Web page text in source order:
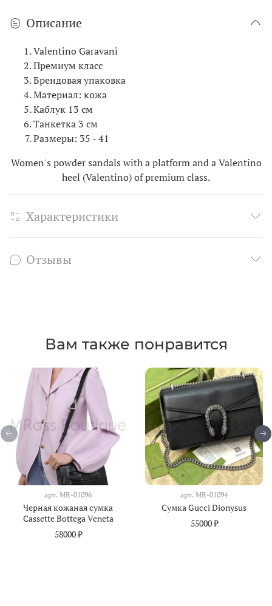
Описание
Valentino Garavani
Премиум класс
Брендовая упаковка
Материал: кожа
Каблук 13 см
Танкетка 3 см
Размеры: 35 - 41
Women's powder sandals with a platform and a Valentino
heel (Valentino) of premium class.
Характеристики
Отзывы
Вам также понравится
арт. MR-01096
Черная кожаная сумка
Cassette Bottega Veneta
58000 ₽
арт. MR-01094
Сумка Gucci Dionysus
55000 ₽